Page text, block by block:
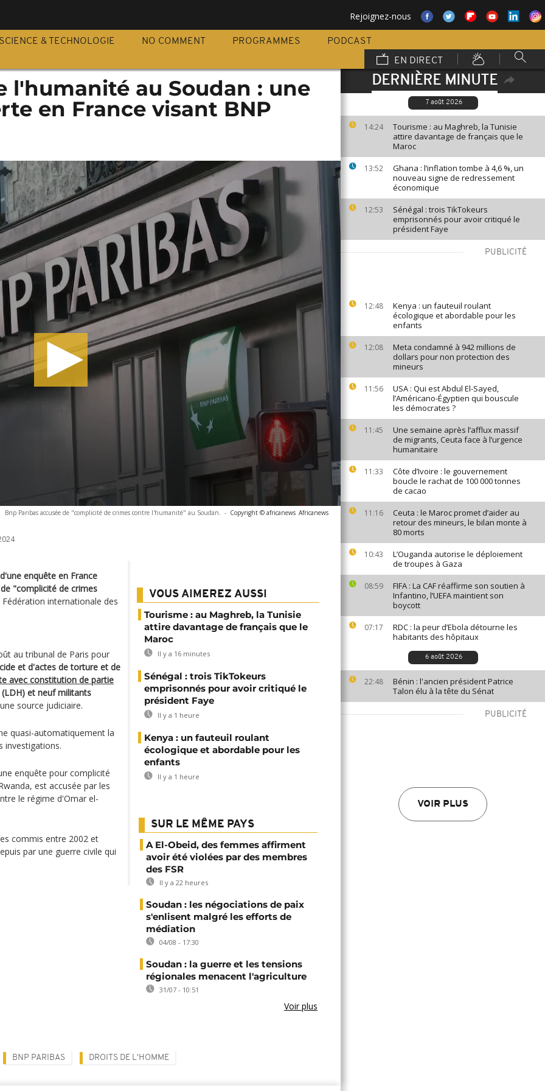
Rejoignez-nous
SCIENCE & TECHNOLOGIE NO COMMENT PROGRAMMES
PODCAST
EN DIRECT
DERNIÈRE MINUTE
7 août 2026
14:24
Tourisme : au Maghreb, la Tunisie
attire davantage de français que le
Maroc
13:52
Ghana : l’inflation tombe à 4,6 %, un
nouveau signe de redressement
économique
12:53
Sénégal : trois TikTokeurs
emprisonnés pour avoir critiqué le
président Faye
PUBLICITÉ
12:48
Kenya : un fauteuil roulant
écologique et abordable pour les
enfants
12:08
Meta condamné à 942 millions de
dollars pour non protection des
mineurs
11:56
USA : Qui est Abdul El-Sayed,
l’Américano-Égyptien qui bouscule
les démocrates ?
11:45
Une semaine après l’afflux massif
de migrants, Ceuta face à l’urgence
humanitaire
11:33
Côte d’Ivoire : le gouvernement
boucle le rachat de 100 000 tonnes
de cacao
11:16
Ceuta : le Maroc promet d’aider au
retour des mineurs, le bilan monte à
80 morts
10:43
L’Ouganda autorise le déploiement
de troupes à Gaza
08:59
FIFA : La CAF réaffirme son soutien à
Infantino, l’UEFA maintient son
boycott
07:17
RDC : la peur d’Ebola détourne les
habitants des hôpitaux
6 août 2026
22:48
Bénin : l'ancien président Patrice
Talon élu à la tête du Sénat
PUBLICITÉ
VOIR PLUS
l'humanité au Soudan : une
en France visant BNP
Bnp Paribas accusée de "complicité de crimes contre l'humanité" au Soudan. - Copyright © africanews Africanews
enquête en France
"complicité de crimes
internationale des
au tribunal de Paris pour
et d'actes de torture et de
avec constitution de partie
et neuf militants
source judiciaire.
quasi-automatiquement la
investigations.
enquête pour complicité
est accusée par les
le régime d'Omar el-
commis entre 2002 et
par une guerre civile qui
VOUS AIMEREZ AUSSI
Tourisme : au Maghreb, la Tunisie
attire davantage de français que le
Maroc
Il y a 16 minutes
Sénégal : trois TikTokeurs
emprisonnés pour avoir critiqué le
président Faye
Il y a 1 heure
Kenya : un fauteuil roulant
écologique et abordable pour les
enfants
Il y a 1 heure
SUR LE MÊME PAYS
A El-Obeid, des femmes affirment
avoir été violées par des membres
des FSR
Il y a 22 heures
Soudan : les négociations de paix
s'enlisent malgré les efforts de
médiation
04/08 - 17:30
Soudan : la guerre et les tensions
régionales menacent l'agriculture
31/07 - 10:51
Voir plus
BNP PARIBAS DROITS DE L'HOMME